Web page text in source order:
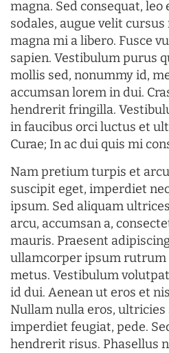
magna. Sed consequat,
sodales, augue velit
magna mi a libero. Fusce
sapien. Vestibulum purus
mollis sed, nonummy id,
accumsan lorem in dui.
hendrerit fringilla.
in faucibus orci luctus et
Curae; In ac dui quis mi
Nam pretium turpis et
suscipit eget, imperdiet
ipsum. Sed aliquam
arcu, accumsan a,
mauris. Praesent
ullamcorper ipsum rutrum
metus. Vestibulum
id dui. Aenean ut eros et
Nullam nulla eros,
imperdiet feugiat, pede.
hendrerit risus. Phasellus